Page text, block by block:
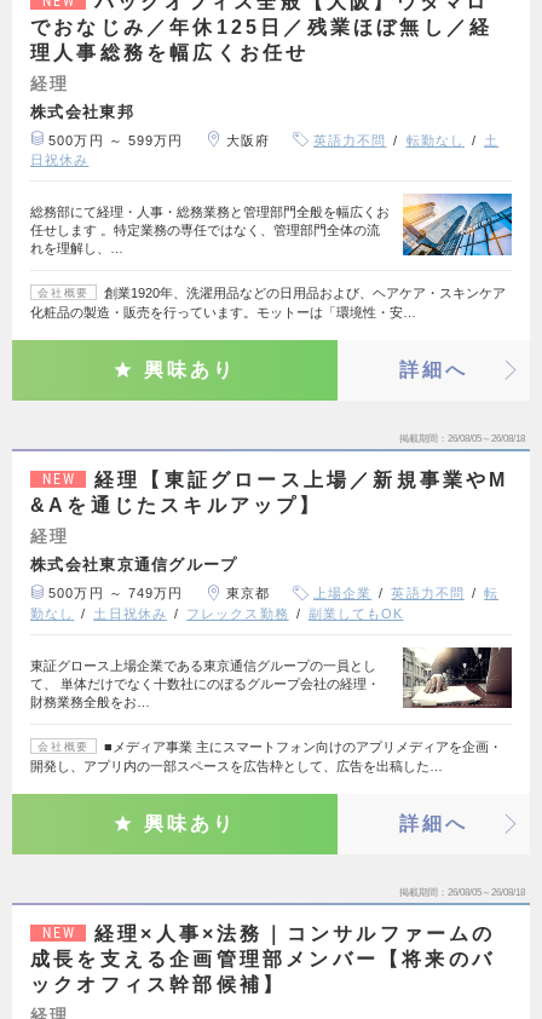
でおなじみ／年休125日／残業ほぼ無し／経
理人事総務を幅広くお任せ
経理
株式会社東邦
500万円 ～ 599万円 大阪府 英語力不問 転勤なし
土
日祝休み
総務部にて経理・人事・総務業務と管理部門全般を幅広くお
任せします 。特定業務の専任ではなく、管理部門全体の流
れを理解し、…
会社概要
創業1920年、洗濯用品などの日用品および、ヘアケア・スキンケア
化粧品の製造・販売を行っています。モットーは「環境性・安…
興味あり 詳細へ
掲載期間 26/08/05～26/08/18
NEW
経理【東証グロース上場／新規事業やM
&Aを通じたスキルアップ】
経理
株式会社東京通信グループ
500万円 ～ 749万円 東京都 上場企業 英語力不問
転
勤なし
土日祝休み フレックス勤務 副業してもOK
東証グロース上場企業である東京通信グループの一員とし
て、 単体だけでなく十数社にのぼるグループ会社の経理・
財務業務全般をお…
会社概要
■メディア事業 主にスマートフォン向けのアプリメディアを企画・
開発し、アプリ内の一部スペースを広告枠として、広告を出稿した…
興味あり 詳細へ
掲載期間 26/08/05～26/08/18
NEW
経理×人事×法務｜コンサルファームの
成長を支える企画管理部メンバー【将来のバ
ックオフィス幹部候補】
経理